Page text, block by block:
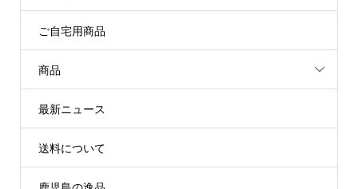
ご自宅用商品
商品
最新ニュース
送料について